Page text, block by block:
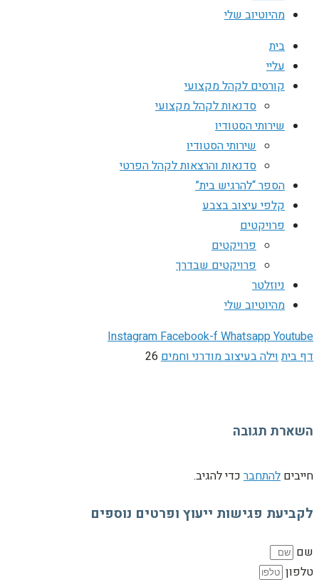
מהיוטיוב שלי
בית
עליי
קורסים לקהל מקצועי
סדנאות לקהל מקצועי
שירותי הסטודיו
שירותי הסטודיו
סדנאות והרצאות לקהל הפרטי
הספר “להרגיש בית”
קלפי עיצוב בצבע
פרויקטים
פרויקטים
פרויקטים שבדרך
ניוזלטר
מהיוטיוב שלי
InstagramFacebook-fWhatsappYoutube
דף ביתוילה בעיצוב מודרני וחמים 26
השארת תגובה
חייבים להתחבר כדי להגיב.
לקביעת פגישות ייעוץ ופרטים נוספים
שם
טלפון